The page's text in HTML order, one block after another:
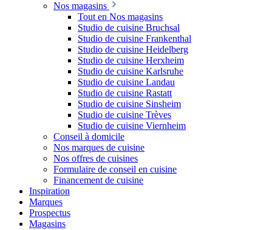
Nos magasins
Tout en Nos magasins
Studio de cuisine Bruchsal
Studio de cuisine Frankenthal
Studio de cuisine Heidelberg
Studio de cuisine Herxheim
Studio de cuisine Karlsruhe
Studio de cuisine Landau
Studio de cuisine Rastatt
Studio de cuisine Sinsheim
Studio de cuisine Trèves
Studio de cuisine Viernheim
Conseil à domicile
Nos marques de cuisine
Nos offres de cuisines
Formulaire de conseil en cuisine
Financement de cuisine
Inspiration
Marques
Prospectus
Magasins